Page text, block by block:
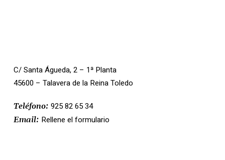
C/ Santa Águeda, 2 – 1ª Planta
45600 – Talavera de la Reina Toledo
Teléfono: 925 82 65 34
Email: Rellene el formulario